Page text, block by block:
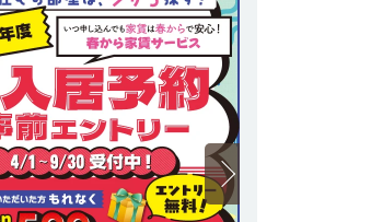
はもう少し先でも良いか…」と
せんか？
後はお問い合わせも増え、
混雑いたします😢
た後のお部屋探しでは、